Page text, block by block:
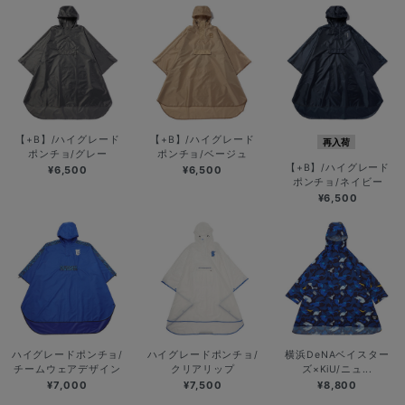
【+B】/ハイグレード
ポンチョ/グレー
¥6,500
【+B】/ハイグレード
ポンチョ/ベージュ
¥6,500
再入荷
【+B】/ハイグレード
ポンチョ/ネイビー
¥6,500
ハイグレードポンチョ/
チームウェアデザイン
¥7,000
ハイグレードポンチョ/
クリアリップ
¥7,500
横浜DeNAベイスター
ズ×KiU/ニュ...
¥8,800